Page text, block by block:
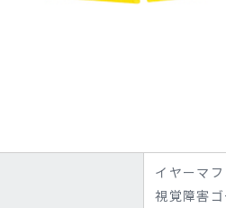
イヤーマ
視覚障害